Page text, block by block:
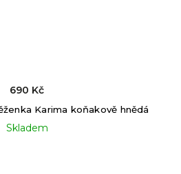
Karima koňakově hnědá
Skladem
690 Kč